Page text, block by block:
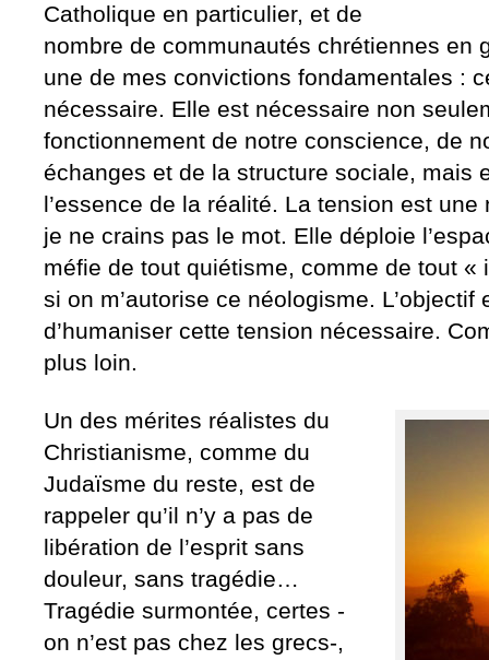
Catholique en particulier, et de
nombre de communautés chrétiennes en
une de mes convictions fondamentales :
nécessaire. Elle est nécessaire non
fonctionnement de notre conscience, de
échanges et de la structure sociale, mais
l’essence de la réalité. La tension est
je ne crains pas le mot. Elle déploie
méfie de tout quiétisme, comme de tout «
si on m’autorise ce néologisme. L’objectif
d’humaniser cette tension nécessaire.
plus loin.
Un des mérites réalistes du
Christianisme, comme du
Judaïsme du reste, est de
rappeler qu’il n’y a pas de
libération de l’esprit sans
douleur, sans tragédie…
Tragédie surmontée, certes -
on n’est pas chez les grecs-,